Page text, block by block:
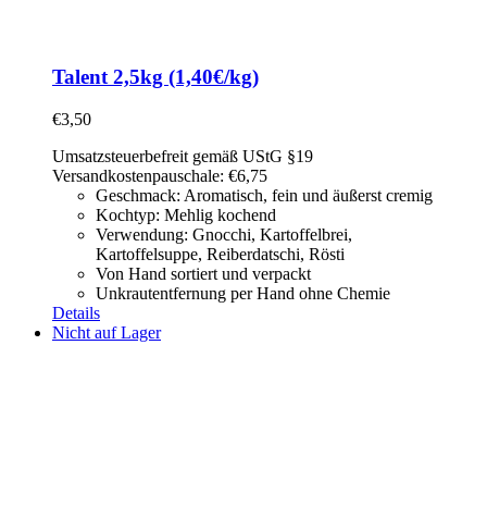
Talent 2,5kg (1,40€/kg)
€3,50
Umsatzsteuerbefreit gemäß UStG §19
Versandkostenpauschale: €6,75
Geschmack: Aromatisch, fein und äußerst cremig
Kochtyp: Mehlig kochend
Verwendung: Gnocchi, Kartoffelbrei,
Kartoffelsuppe, Reiberdatschi, Rösti
Von Hand sortiert und verpackt
Unkrautentfernung per Hand ohne Chemie
Details
Nicht auf Lager